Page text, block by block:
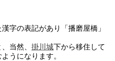
字の表記があり「播磨屋橋」
当然、 掛川城下から移住して
うになります。